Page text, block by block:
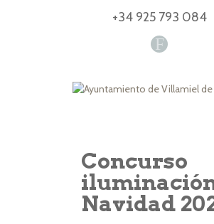
F
+34 925 793 084
Concurso
Navidad